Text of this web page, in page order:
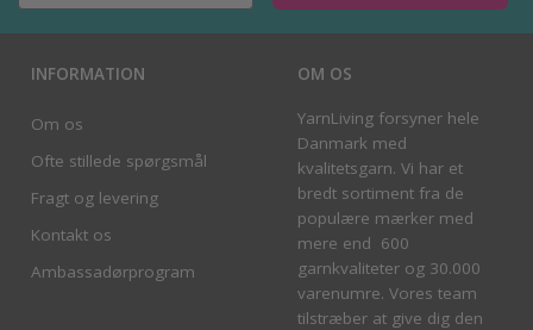
INFORMATION
Om os
Ofte stillede spørgsmål
Fragt og levering
Kontakt os
Ambassadørprogram
OM OS
YarnLiving forsyner hele
Danmark med
kvalitetsgarn. Vi har et
bredt sortiment fra de
populære mærker med
mere end 600
garnkvaliteter og 30.000
varenumre. Vores team
tilstræber at give dig den